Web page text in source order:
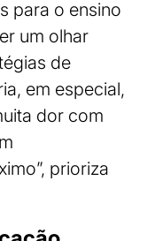
para o ensino
um olhar
de
em especial,
dor com
prioriza